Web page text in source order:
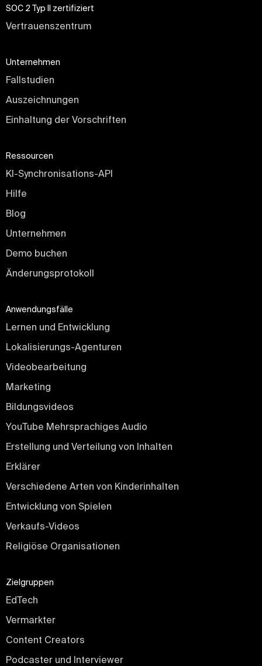
SOC 2 Typ II zertifiziert
Vertrauenszentrum
Unternehmen
Fallstudien
Auszeichnungen
Einhaltung der Vorschriften
Ressourcen
KI-Synchronisations-API
Hilfe
Blog
Unternehmen
Demo buchen
Änderungsprotokoll
Anwendungsfälle
Lernen und Entwicklung
Lokalisierungs-Agenturen
Videobearbeitung
Marketing
Bildungsvideos
YouTube Mehrsprachiges Audio
Erstellung und Verteilung von Inhalten
Erklärer
Verschiedene Arten von Kinderinhalten
Entwicklung von Spielen
Verkaufs-Videos
Religiöse Organisationen
Zielgruppen
EdTech
Vermarkter
Content Creators
Podcaster und Interviewer